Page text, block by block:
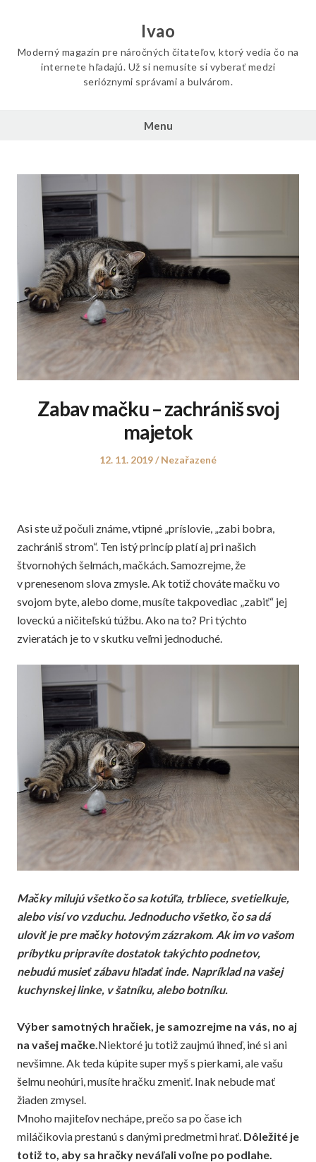
Ivao
Moderný magazín pre náročných čitateľov, ktorý vedia čo na
internete hľadajú. Už si nemusíte si vyberať medzi
serióznymi správami a bulvárom.
Menu
Zabav mačku – zachrániš svoj
majetok
Posted
12. 11. 2019
Posted
Nezařazené
Asi ste už počuli známe, vtipné „príslovie, „zabi bobra,
zachrániš strom“. Ten istý princíp platí aj pri našich
štvornohých šelmách, mačkách. Samozrejme, že
v prenesenom slova zmysle. Ak totiž chováte mačku vo
svojom byte, alebo dome, musíte takpovediac „zabiť“ jej
loveckú a ničiteľskú túžbu. Ako na to? Pri týchto
zvieratách je to v skutku veľmi jednoduché.
Mačky milujú všetko čo sa kotúľa, trbliece, svetielkuje,
alebo visí vo vzduchu. Jednoducho všetko, čo sa dá
uloviť je pre mačky hotovým zázrakom. Ak im vo vašom
príbytku pripravíte dostatok takýchto podnetov,
nebudú musieť zábavu hľadať inde. Napríklad na vašej
kuchynskej linke, v šatníku, alebo botníku.
Výber samotných hračiek, je samozrejme na vás, no aj
na vašej mačke. Niektoré ju totiž zaujmú ihneď, iné si ani
nevšimne. Ak teda kúpite super myš s pierkami, ale vašu
šelmu neohúri, musíte hračku zmeniť. Inak nebude mať
žiaden zmysel.
Mnoho majiteľov nechápe, prečo sa po čase ich
miláčikovia prestanú s danými predmetmi hrať. Dôležité je
totiž to, aby sa hračky neváľali voľne po podlahe.